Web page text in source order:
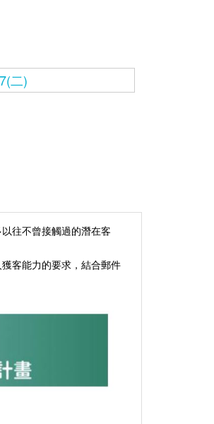
二)
往不曾接觸過的潛在客
客能力的要求，結合郵件